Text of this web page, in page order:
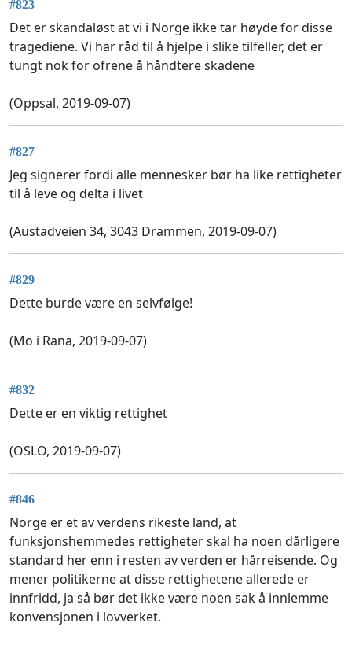
#823
Det er skandaløst at vi i Norge ikke tar høyde for disse
tragediene. Vi har råd til å hjelpe i slike tilfeller, det er
tungt nok for ofrene å håndtere skadene
(Oppsal, 2019-09-07)
#827
Jeg signerer fordi alle mennesker bør ha like rettigheter
til å leve og delta i livet
(Austadveien 34, 3043 Drammen, 2019-09-07)
#829
Dette burde være en selvfølge!
(Mo i Rana, 2019-09-07)
#832
Dette er en viktig rettighet
(OSLO, 2019-09-07)
#846
Norge er et av verdens rikeste land, at
funksjonshemmedes rettigheter skal ha noen dårligere
standard her enn i resten av verden er hårreisende. Og
mener politikerne at disse rettighetene allerede er
innfridd, ja så bør det ikke være noen sak å innlemme
konvensjonen i lovverket.